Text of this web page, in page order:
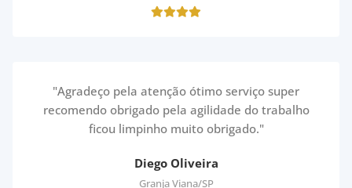
"Agradeço pela atenção ótimo serviço super
recomendo obrigado pela agilidade do trabalho
ficou limpinho muito obrigado."
Diego Oliveira
Granja Viana/SP